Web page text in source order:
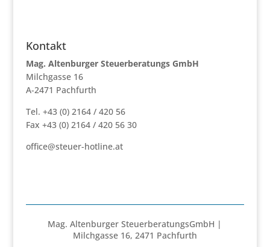
Kontakt
Mag. Altenburger Steuerberatungs GmbH
Milchgasse 16
A-2471 Pachfurth
Tel. +43 (0) 2164 / 420 56
Fax +43 (0) 2164 / 420 56 30
office@steuer-hotline.at
Mag. Altenburger SteuerberatungsGmbH |
Milchgasse 16, 2471 Pachfurth